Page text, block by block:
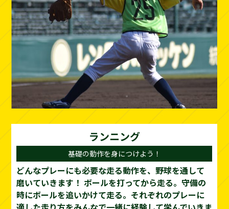
ランニング
基礎の動作を身につけよう！
どんなプレーにも必要な走る動作を、野球を通して
磨いていきます！ ボールを打ってから走る。守備の
時にボールを追いかけて走る。それぞれのプレーに